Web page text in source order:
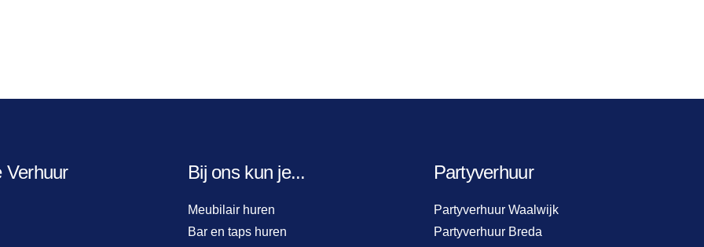
Verhuur Bij ons kun je...
Meubilair huren
Bar en taps huren
Partyverhuur
Partyverhuur Waalwijk
Partyverhuur Breda